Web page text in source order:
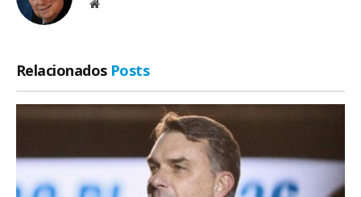
Site
Relacionados Posts